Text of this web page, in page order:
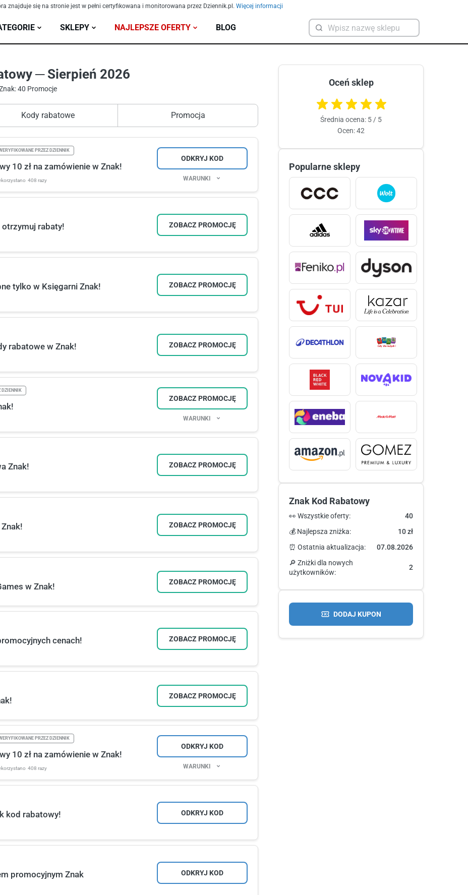
znajduje się na stronie jest w pełni certyfikowana i monitorowana przez Dziennik.pl. Więcej informacji
SKLEPY NAJLEPSZE OFERTY BLOG
─ Sierpień 2026
40 Promocje
Kody rabatowe Promocja
PRZEZ DZIENNIK
10 zł na zamówienie w Znak!
408 razy
ODKRYJ KOD
WARUNKI
otrzymuj rabaty! ZOBACZ PROMOCJĘ
tylko w Księgarni Znak! ZOBACZ PROMOCJĘ
rabatowe w Znak! ZOBACZ PROMOCJĘ
DZIENNIK
ZOBACZ PROMOCJĘ
WARUNKI
Znak! ZOBACZ PROMOCJĘ
ZOBACZ PROMOCJĘ
w Znak! ZOBACZ PROMOCJĘ
cenach! ZOBACZ PROMOCJĘ
ZOBACZ PROMOCJĘ
PRZEZ DZIENNIK
10 zł na zamówienie w Znak!
408 razy
ODKRYJ KOD
WARUNKI
kod rabatowy! ODKRYJ KOD
promocyjnym Znak ODKRYJ KOD
Oceń sklep
Średnia ocena: 5 / 5
Ocen: 42
Popularne sklepy
Znak Kod Rabatowy
👀 Wszystkie oferty:
40
💰 Najlepsza zniżka:
10 zł
⏰ Ostatnia aktualizacja:
07.08.2026
🔎 Zniżki dla nowych
użytkowników:
2
DODAJ KUPON